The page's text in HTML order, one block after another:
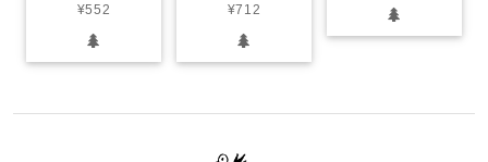
¥552
¥712